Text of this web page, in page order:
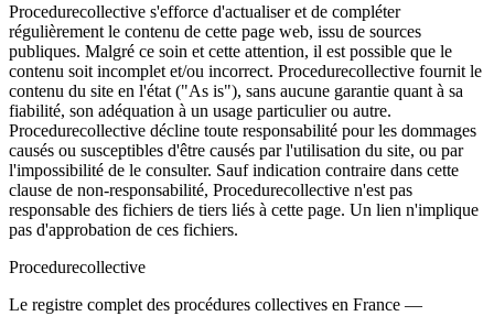
Procedurecollective s'efforce d'actualiser et de compléter
régulièrement le contenu de cette page web, issu de sources
publiques. Malgré ce soin et cette attention, il est possible que le
contenu soit incomplet et/ou incorrect. Procedurecollective fournit le
contenu du site en l'état ("As is"), sans aucune garantie quant à sa
fiabilité, son adéquation à un usage particulier ou autre.
Procedurecollective décline toute responsabilité pour les dommages
causés ou susceptibles d'être causés par l'utilisation du site, ou par
l'impossibilité de le consulter. Sauf indication contraire dans cette
clause de non-responsabilité, Procedurecollective n'est pas
responsable des fichiers de tiers liés à cette page. Un lien n'implique
pas d'approbation de ces fichiers.
Procedurecollective
Le registre complet des procédures collectives en France —